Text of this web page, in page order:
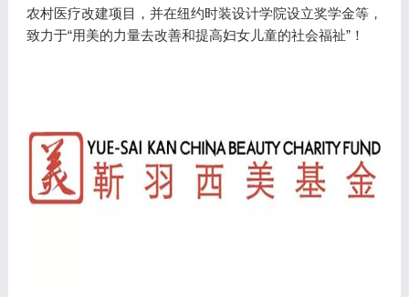
农村医疗改建项目，并在纽约时装设计学院设立奖学金等，
致力于“用美的力量去改善和提高妇女儿童的社会福祉”！